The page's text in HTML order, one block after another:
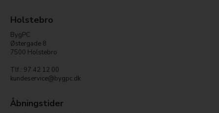
Holstebro
BygPC
Østergade 8
7500 Holstebro
Tlf.: 97 42 12 00
kundeservice@bygpc.dk
Åbningstider